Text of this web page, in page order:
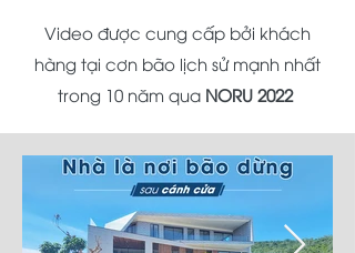
Video được cung cấp bởi khách
hàng tại cơn bão lịch sử mạnh nhất
trong 10 năm qua NORU 2022